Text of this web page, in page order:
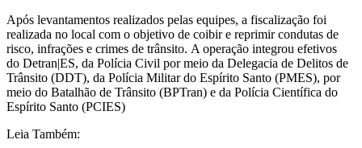
Após levantamentos realizados pelas equipes, a fiscalização foi
realizada no local com o objetivo de coibir e reprimir condutas de
risco, infrações e crimes de trânsito. A operação integrou efetivos
do Detran|ES, da Polícia Civil por meio da Delegacia de Delitos de
Trânsito (DDT), da Polícia Militar do Espírito Santo (PMES), por
meio do Batalhão de Trânsito (BPTran) e da Polícia Científica do
Espírito Santo (PCIES)
Leia Também: